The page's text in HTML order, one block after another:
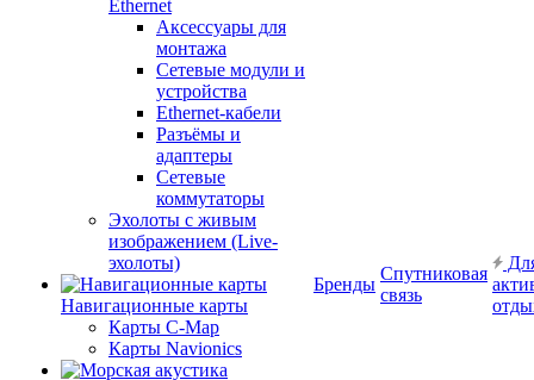
Ethernet
Аксессуары для
монтажа
Сетевые модули и
устройства
Ethernet-кабели
Разъёмы и
адаптеры
Сетевые
коммутаторы
Эхолоты с живым
изображением (Live-
эхолоты)
Навигационные карты
Карты C-Map
Карты Navionics
Бренды
Спутниковая
связь